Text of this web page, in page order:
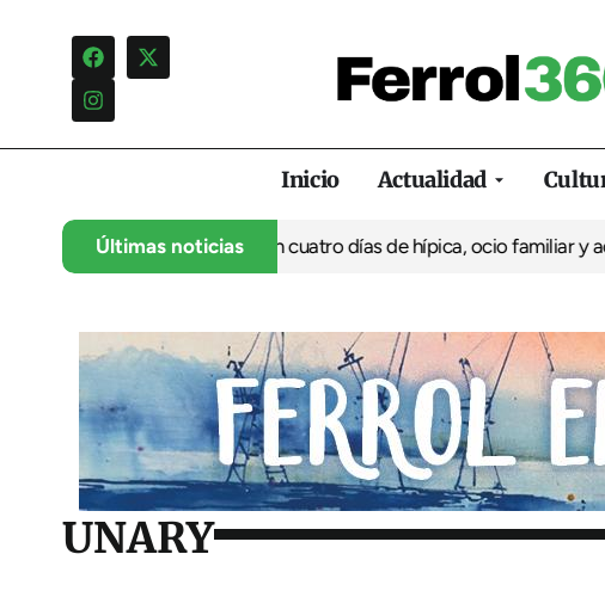
Inicio Actualidad
Últimas noticias
su 35º aniversario con cuatro días de hípica, ocio familiar y
UNARY